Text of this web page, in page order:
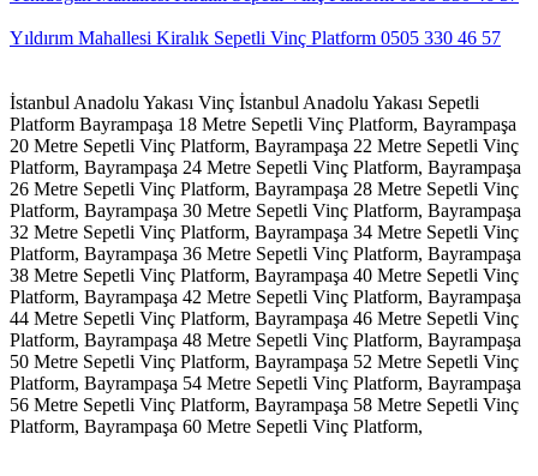
Yıldırım Mahallesi Kiralık Sepetli Vinç Platform 0505 330 46 57
İstanbul Anadolu Yakası Vinç İstanbul Anadolu Yakası Sepetli
Platform Bayrampaşa 18 Metre Sepetli Vinç Platform, Bayrampaşa
20 Metre Sepetli Vinç Platform, Bayrampaşa 22 Metre Sepetli Vinç
Platform, Bayrampaşa 24 Metre Sepetli Vinç Platform, Bayrampaşa
26 Metre Sepetli Vinç Platform, Bayrampaşa 28 Metre Sepetli Vinç
Platform, Bayrampaşa 30 Metre Sepetli Vinç Platform, Bayrampaşa
32 Metre Sepetli Vinç Platform, Bayrampaşa 34 Metre Sepetli Vinç
Platform, Bayrampaşa 36 Metre Sepetli Vinç Platform, Bayrampaşa
38 Metre Sepetli Vinç Platform, Bayrampaşa 40 Metre Sepetli Vinç
Platform, Bayrampaşa 42 Metre Sepetli Vinç Platform, Bayrampaşa
44 Metre Sepetli Vinç Platform, Bayrampaşa 46 Metre Sepetli Vinç
Platform, Bayrampaşa 48 Metre Sepetli Vinç Platform, Bayrampaşa
50 Metre Sepetli Vinç Platform, Bayrampaşa 52 Metre Sepetli Vinç
Platform, Bayrampaşa 54 Metre Sepetli Vinç Platform, Bayrampaşa
56 Metre Sepetli Vinç Platform, Bayrampaşa 58 Metre Sepetli Vinç
Platform, Bayrampaşa 60 Metre Sepetli Vinç Platform,